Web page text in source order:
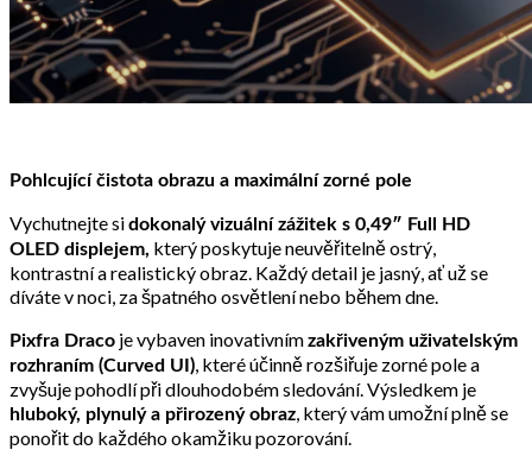
Pohlcující čistota obrazu a maximální zorné pole
Vychutnejte sidokonalý vizuální zážitek s 0,49″ Full HD
OLED displejem, který poskytuje neuvěřitelně ostrý,
kontrastní a realistický obraz. Každý detail je jasný, ať už se
díváte v noci, za špatného osvětlení nebo během dne.
Pixfra Draco je vybaven inovativnímzakřiveným uživatelským
rozhraním (Curved UI) , které účinně rozšiřuje zorné pole a
zvyšuje pohodlí při dlouhodobém sledování. Výsledkem je
hluboký, plynulý a přirozený obraz , který vám umožní plně se
ponořit do každého okamžiku pozorování.